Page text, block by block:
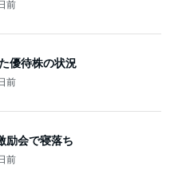
前
優待株の状況
前
励会で寝落ち
前